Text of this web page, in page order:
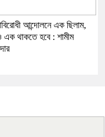
আন্দোলনে এক ছিলাম,
থাকতে হবে : শামীম